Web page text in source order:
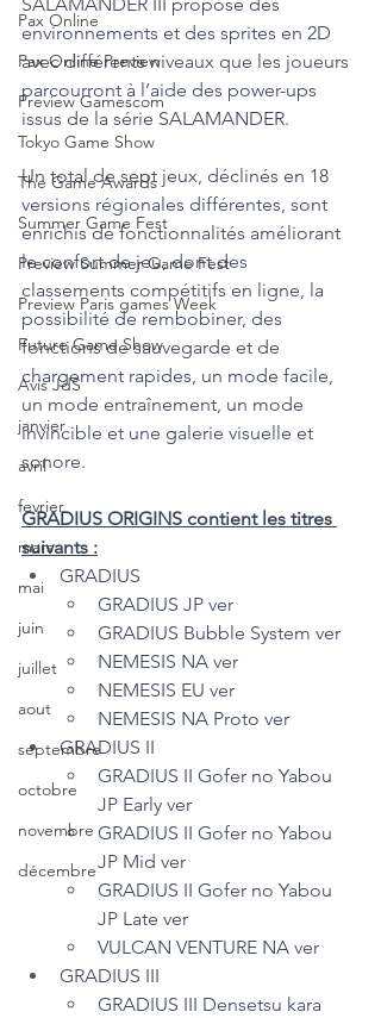
Pax Online
Pax Online Preview
Preview Gamescom
Tokyo Game Show
The Game Awards
Summer Game Fest
Preview Summer Game Fest
Preview Paris games Week
Future Game Show
Avis JdS
janvier
avril
fevrier
mars
mai
juin
juillet
aout
septembre
octobre
novembre
décembre
environnements et des sprites en 2D
avec différents niveaux que les joueurs
parcourront à l’aide des power-ups
issus de la série SALAMANDER.
Un total de sept jeux, déclinés en 18
versions régionales différentes, sont
enrichis de fonctionnalités améliorant
le confort de jeu, dont des
classements compétitifs en ligne, la
possibilité de rembobiner, des
fonctions de sauvegarde et de
chargement rapides, un mode facile,
un mode entraînement, un mode
invincible et une galerie visuelle et
sonore.
GRADIUS ORIGINS contient les titres
suivants :
GRADIUS
GRADIUS JP ver
GRADIUS Bubble System ver
NEMESIS NA ver
NEMESIS EU ver
NEMESIS NA Proto ver
GRADIUS II
GRADIUS II Gofer no Yabou
JP Early ver
GRADIUS II Gofer no Yabou
JP Mid ver
GRADIUS II Gofer no Yabou
JP Late ver
VULCAN VENTURE NA ver
GRADIUS III
GRADIUS III Densetsu kara